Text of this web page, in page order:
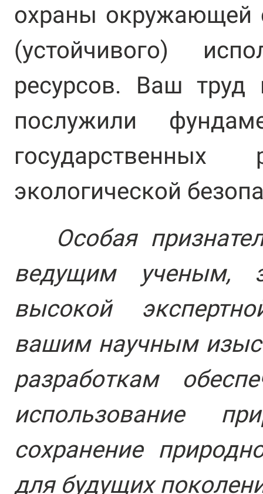
охраны окружающей
(устойчивого)
ресурсов. Ваш труд
послужили
экологической
Особая
ведущим ученым,
высокой
вашим научным
разработкам
использование
сохранение
для будущих